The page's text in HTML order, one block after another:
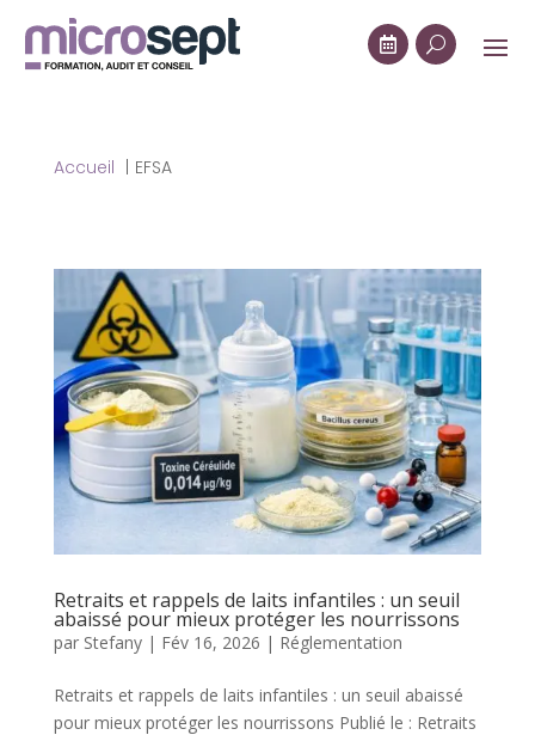
 U
Accueil EFSA
Retraits et rappels de laits infantiles : un seuil
abaissé pour mieux protéger les nourrissons
par Stefany| Fév 16, 2026 | Réglementation
Retraits et rappels de laits infantiles : un seuil abaissé
pour mieux protéger les nourrissons Publié le : Retraits